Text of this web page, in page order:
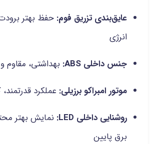
عایق‌بندی تزریق فوم: حفظ بهتر
انرژی
جنس داخلی ABS:
بهداشتی،
موتور امبراکو برزیلی: عملکرد
روشنایی داخلی LED:
نمایش بهتر
برق پایین